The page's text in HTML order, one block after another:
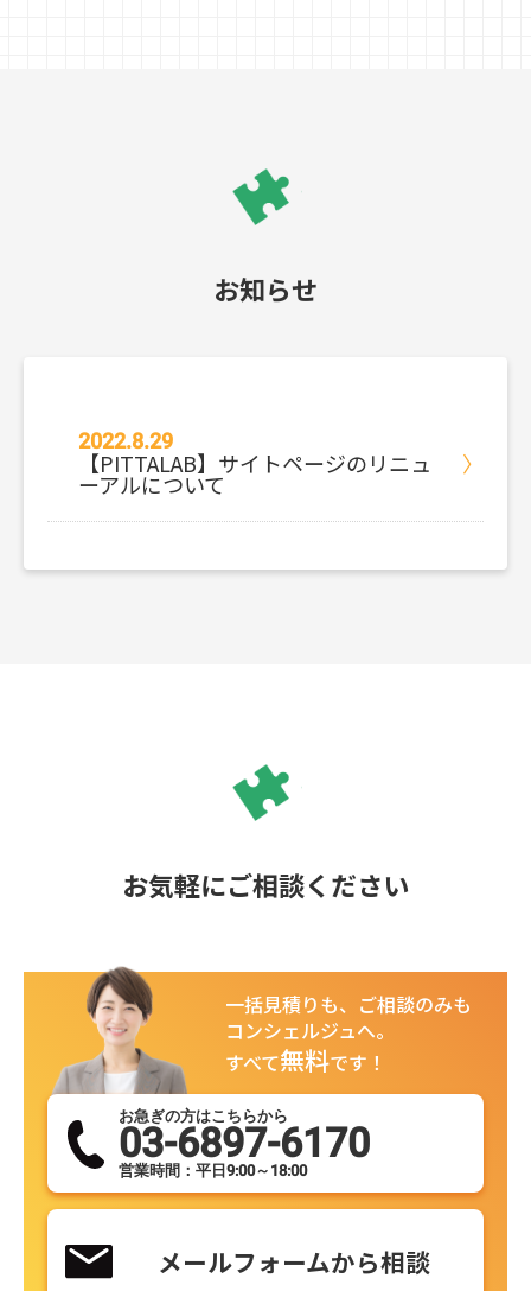
お知らせ
2022.8.29
【PITTALAB】サイトページのリニュ
ーアルについて
お気軽にご相談ください
一括見積りも、ご相談のみも
コンシェルジュへ。
すべて無料です！
お急ぎの方はこちらから
03-6897-6170
営業時間：平日9:00～18:00
メールフォームから相談